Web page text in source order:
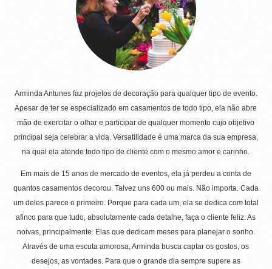
Arminda Antunes faz projetos de decoração para qualquer tipo de evento.
Apesar de ter se especializado em casamentos de todo tipo, ela não abre
mão de exercitar o olhar e participar de qualquer momento cujo objetivo
principal seja celebrar a vida. Versatilidade é uma marca da sua empresa,
na qual ela atende todo tipo de cliente com o mesmo amor e carinho.
Em mais de 15 anos de mercado de eventos, ela já perdeu a conta de
quantos casamentos decorou. Talvez uns 600 ou mais. Não importa. Cada
um deles parece o primeiro. Porque para cada um, ela se dedica com total
afinco para que tudo, absolutamente cada detalhe, faça o cliente feliz. As
noivas, principalmente. Elas que dedicam meses para planejar o sonho.
Através de uma escuta amorosa, Arminda busca captar os gostos, os
desejos, as vontades. Para que o grande dia sempre supere as